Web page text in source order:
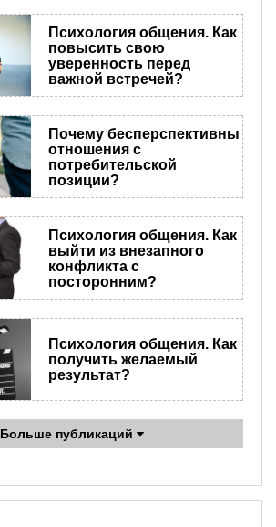
Психология общения. Как
повысить свою
уверенность перед
важной встречей?
Почему бесперспективны
отношения с
потребительской
позиции?
Психология общения. Как
выйти из внезапного
конфликта с
посторонним?
Психология общения. Как
получить желаемый
результат?
Больше публикаций